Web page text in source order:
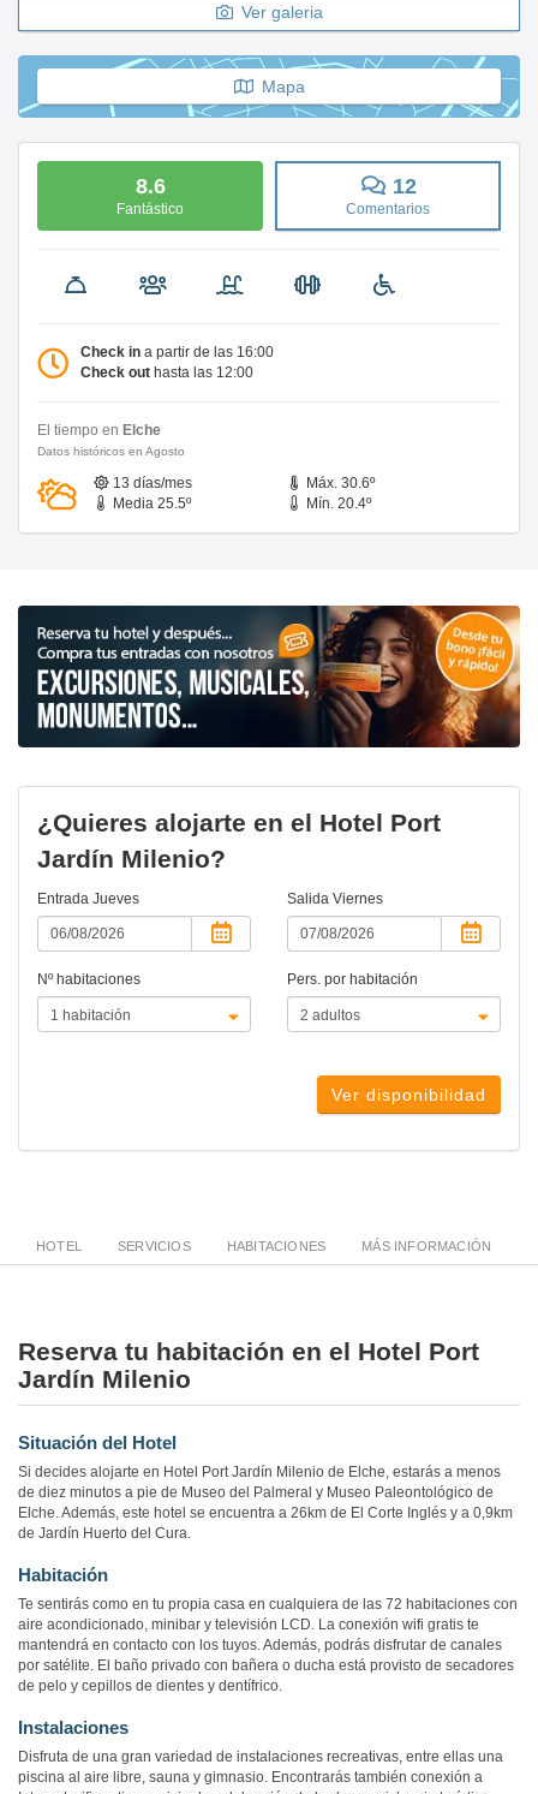
Ver galeria
Mapa
8.6
Fantástico
12
Comentarios
Check in a partir de las 16:00
Check out hasta las 12:00
El tiempo en Elche
Datos históricos en Agosto
13 días/mes
Máx. 30.6º
Media 25.5º
Mín. 20.4º
¿Quieres alojarte en el Hotel Port
Jardín Milenio?
Entrada Jueves Salida Viernes
Nº habitaciones Pers. por habitación
Ver disponibilidad
HOTEL SERVICIOS HABITACIONES MÁS INFORMACIÓN
Reserva tu habitación en el Hotel Port
Jardín Milenio
Situación del Hotel
Si decides alojarte en Hotel Port Jardín Milenio de Elche, estarás a menos
de diez minutos a pie de Museo del Palmeral y Museo Paleontológico de
Elche. Además, este hotel se encuentra a 26km de El Corte Inglés y a 0,9km
de Jardín Huerto del Cura.
Habitación
Te sentirás como en tu propia casa en cualquiera de las 72 habitaciones con
aire acondicionado, minibar y televisión LCD. La conexión wifi gratis te
mantendrá en contacto con los tuyos. Además, podrás disfrutar de canales
por satélite. El baño privado con bañera o ducha está provisto de secadores
de pelo y cepillos de dientes y dentífrico.
Instalaciones
Disfruta de una gran variedad de instalaciones recreativas, entre ellas una
piscina al aire libre, sauna y gimnasio. Encontrarás también conexión a